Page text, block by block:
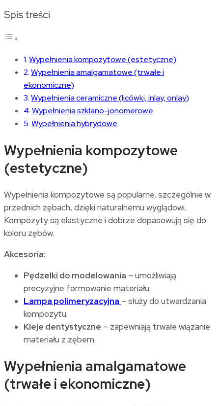
Spis treści
Wypełnienia kompozytowe (estetyczne)
Wypełnienia amalgamatowe (trwałe i
ekonomiczne)
Wypełnienia ceramiczne (licówki, inlay, onlay)
Wypełnienia szklano-jonomerowe
Wypełnienia hybrydowe
Wypełnienia kompozytowe
(estetyczne)
Wypełnienia kompozytowe są popularne, szczególnie w
przednich zębach, dzięki naturalnemu wyglądowi.
Kompozyty są elastyczne i dobrze dopasowują się do
koloru zębów.
Akcesoria:
Pędzelki do modelowania – umożliwiają
precyzyjne formowanie materiału.
Lampa polimeryzacyjna – służy do utwardzania
kompozytu.
Kleje dentystyczne – zapewniają trwałe wiązanie
materiału z zębem.
Wypełnienia amalgamatowe
(trwałe i ekonomiczne)